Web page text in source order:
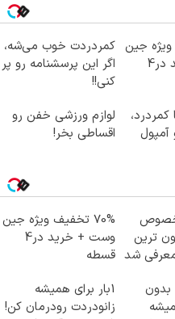
ویژه جین
وست + خرید در4
کمردردت خوب می‌شه،
اگر این پرسشنامه رو پر
کنی!!
لوازم ورزشی خفن رو
اقساطی بخر!
ترین
شد
70% تخفیف ویژه جین
وست + خرید در4
قسطه
بدون
1بار برای همیشه
زانودردت رودرمان کن!